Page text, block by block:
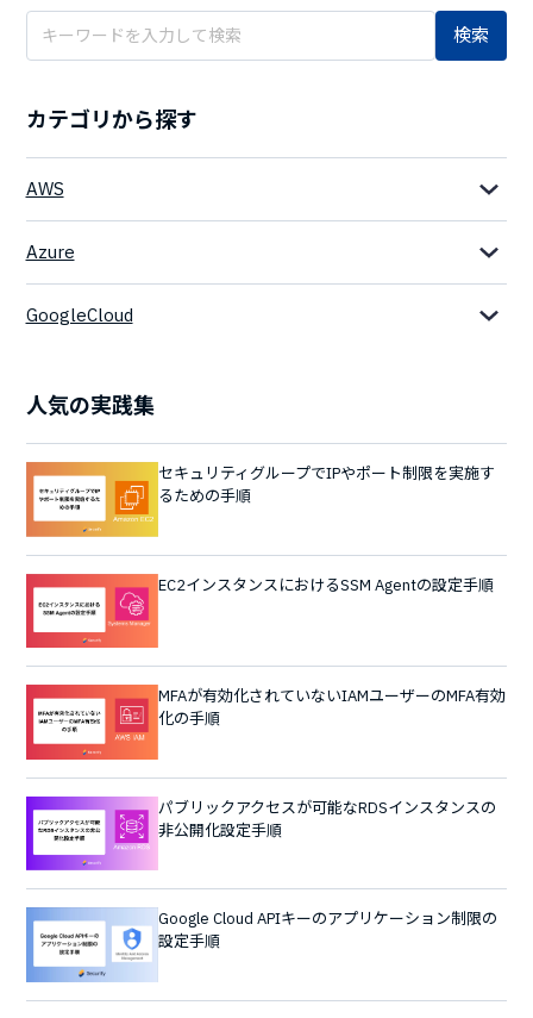
検索
カテゴリから探す
AWS
Azure
GoogleCloud
人気の実践集
セキュリティグループでIPやポート制限を実施す
るための手順
EC2インスタンスにおけるSSM Agentの設定手順
MFAが有効化されていないIAMユーザーのMFA有効
化の手順
パブリックアクセスが可能なRDSインスタンスの
非公開化設定手順
Google Cloud APIキーのアプリケーション制限の
設定手順